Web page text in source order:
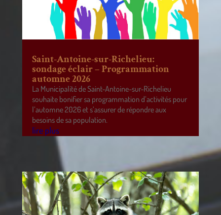
Saint-Antoine-sur-Richelieu:
sondage éclair – Programmation
automne 2026
La Municipalité de Saint-Antoine-sur-Richelieu
souhaite bonifier sa programmation d’activités pour
l’automne 2026 et s’assurer de répondre aux
besoins de sa population.
lire plus